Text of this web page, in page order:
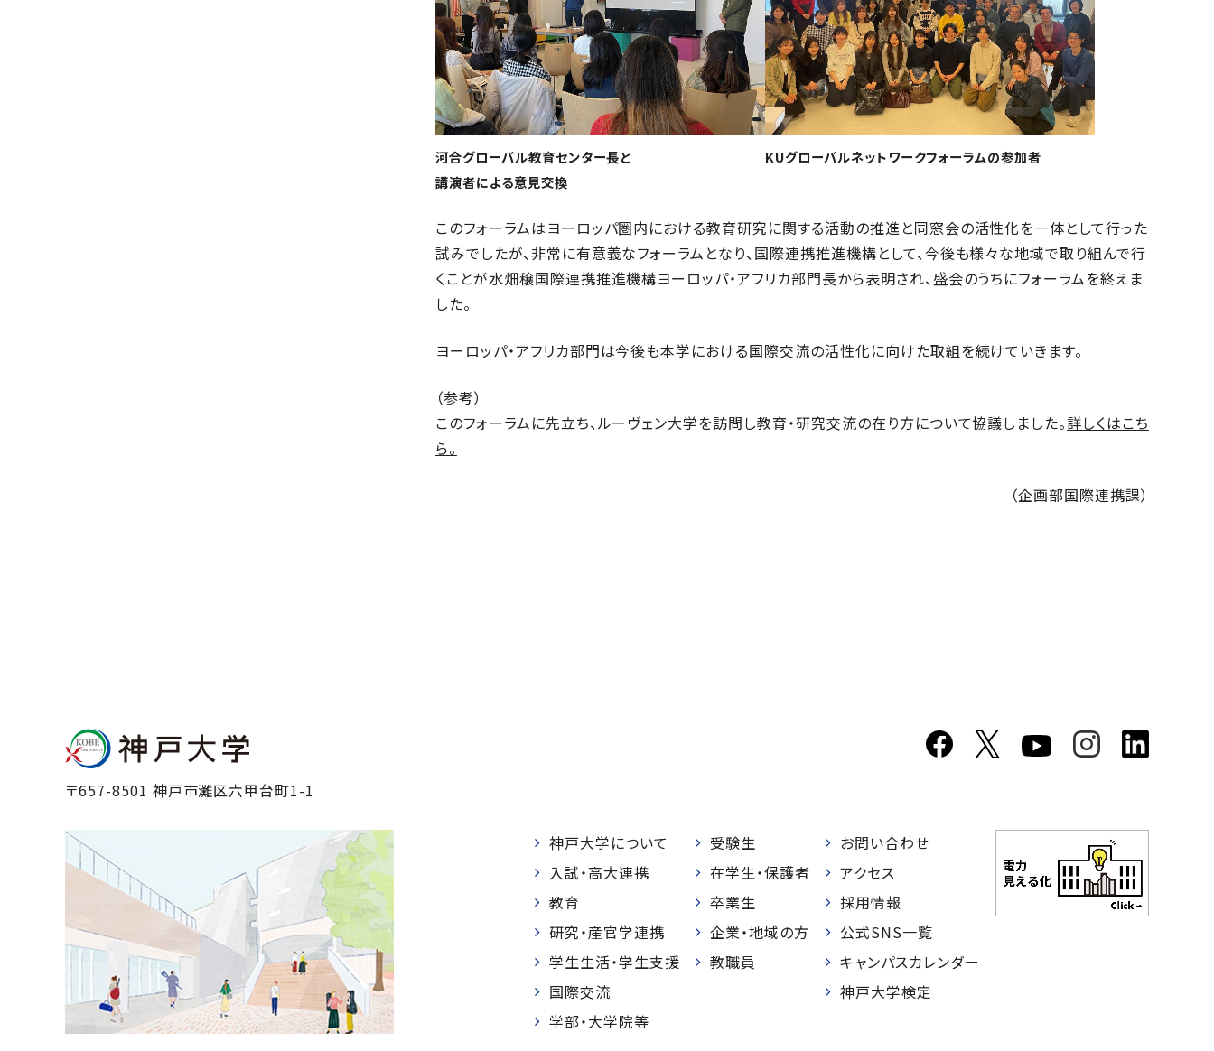
河合グローバル教育センター長と
講演者による意見交換
KUグローバルネットワークフォーラムの参加者
このフォーラムはヨーロッパ圏内における教育研究に関する活動の推進と同窓会の活性化を一体として行った
試みでしたが、非常に有意義なフォーラムとなり、国際連携推進機構として、今後も様々な地域で取り組んで行
くことが水畑穣国際連携推進機構ヨーロッパ・アフリカ部門長から表明され、盛会のうちにフォーラムを終えま
した。
ヨーロッパ・アフリカ部門は今後も本学における国際交流の活性化に向けた取組を続けていきます。
（参考）
このフォーラムに先立ち、ルーヴェン大学を訪問し教育・研究交流の在り方について協議しました。詳しくはこち
ら。
（企画部国際連携課）
〒657-8501 神戸市灘区六甲台町1-1
神戸大学について
入試・高大連携
教育
研究・産官学連携
学生生活・学生支援
国際交流
学部・大学院等
受験生
在学生・保護者
卒業生
企業・地域の方
教職員
お問い合わせ
アクセス
採用情報
公式SNS一覧
キャンパスカレンダー
神戸大学検定